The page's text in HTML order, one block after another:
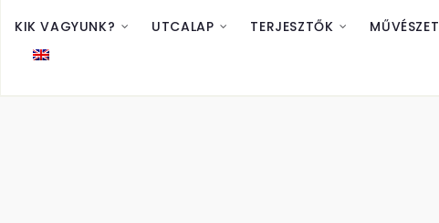
KIK VAGYUNK? UTCALAP TERJESZTŐK